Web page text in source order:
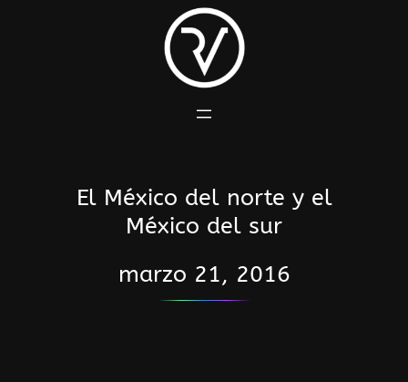
El México del norte y el
México del sur
marzo 21, 2016